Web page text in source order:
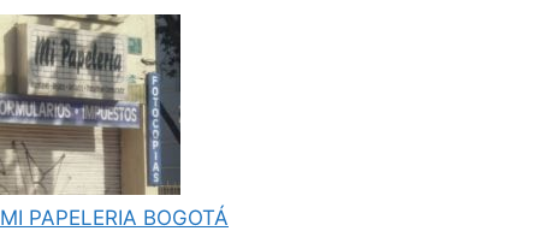
MI PAPELERIA BOGOTÁ